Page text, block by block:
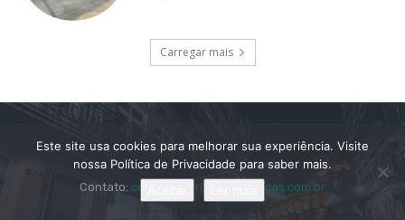
Carregar mais
Contato: contato@jornaldoreboucas.com.br
Este site usa cookies para melhorar sua experiência. Visite
nossa Política de Privacidade para saber mais.